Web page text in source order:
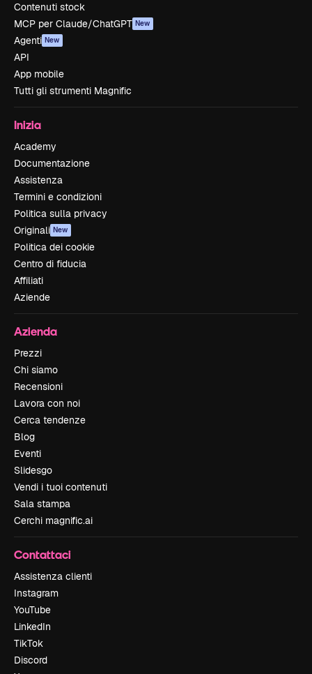
Contenuti stock
MCP per Claude/ChatGPT New
Agenti New
API
App mobile
Tutti gli strumenti Magnific
Inizia
Academy
Documentazione
Assistenza
Termini e condizioni
Politica sulla privacy
Originali New
Politica dei cookie
Centro di fiducia
Affiliati
Aziende
Azienda
Prezzi
Chi siamo
Recensioni
Lavora con noi
Cerca tendenze
Blog
Eventi
Slidesgo
Vendi i tuoi contenuti
Sala stampa
Cerchi magnific.ai
Contattaci
Assistenza clienti
Instagram
YouTube
LinkedIn
TikTok
Discord